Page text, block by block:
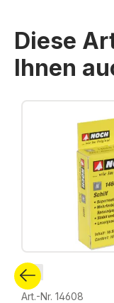
Diese
Ihnen
Produktgalerie
N
Art.-Nr. 14608